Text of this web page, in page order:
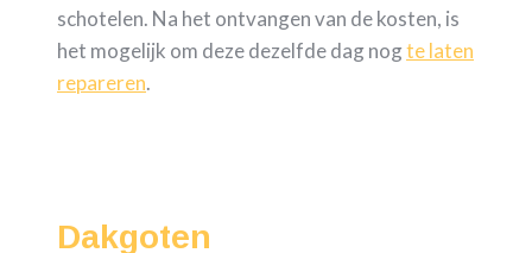
schotelen. Na het ontvangen van de kosten, is
het mogelijk om deze dezelfde dag nogte laten
repareren.
Dakgoten